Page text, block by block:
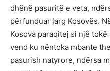
dhënë pasuritë e veta,
përfunduar larg Kosovës.
Kosova paraqitej si një
vend ku nëntoka mbante
pasurish natyrore, ndërsa